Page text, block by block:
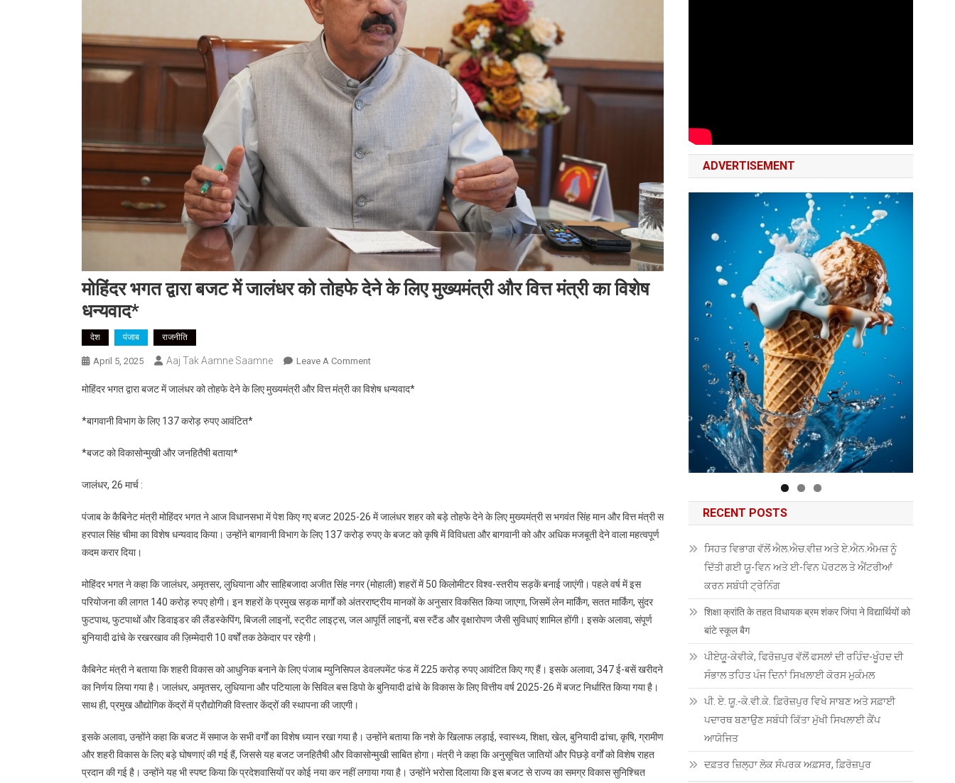
मोहिंदर भगत द्वारा बजट में जालंधर को तोहफे देने के लिए मुख्यमंत्री और वित्त मंत्री का विशेष
धन्यवाद*
देश पंजाब राजनीति
April 5, 2025 Aaj Tak Aamne Saamne Leave A CommentOn
भगत
के
लिए
वित्त
मंत्री
का
मोहिंदर भगत द्वारा बजट में जालंधर को तोहफे देने के लिए मुख्यमंत्री और वित्त मंत्री का विशेष धन्यवाद*
*बागवानी विभाग के लिए 137 करोड़ रुपए आवंटित*
*बजट को विकासोन्मुखी और जनहितैषी बताया*
जालंधर, 26 मार्च :
पंजाब के कैबिनेट मंत्री मोहिंदर भगत ने आज विधानसभा में पेश किए गए बजट 2025-26 में जालंधर शहर को बड़े तोहफे देने के लिए मुख्यमंत्री स भगवंत सिंह मान और वित्त मंत्री स
हरपाल सिंह चीमा का विशेष धन्यवाद किया। उन्होंने बागवानी विभाग के लिए 137 करोड़ रुपए के बजट को कृषि में विविधता और बागवानी को और अधिक मजबूती देने वाला महत्वपूर्ण
कदम करार दिया।
मोहिंदर भगत ने कहा कि जालंधर, अमृतसर, लुधियाना और साहिबजादा अजीत सिंह नगर (मोहाली) शहरों में 50 किलोमीटर विश्व-स्तरीय सड़कें बनाई जाएंगी। पहले वर्ष में इस
परियोजना की लागत 140 करोड़ रुपए होगी। इन शहरों के प्रमुख सड़क मार्गों को अंतरराष्ट्रीय मानकों के अनुसार विकसित किया जाएगा, जिसमें लेन मार्किंग, सतत मार्किंग, सुंदर
फुटपाथ, फुटपाथों और डिवाइडर की लैंडस्केपिंग, बिजली लाइनों, स्ट्रीट लाइट्स, जल आपूर्ति लाइनों, बस स्टैंड और वृक्षारोपण जैसी सुविधाएं शामिल होंगी। इसके अलावा, संपूर्ण
बुनियादी ढांचे के रखरखाव की ज़िम्मेदारी 10 वर्षों तक ठेकेदार पर रहेगी।
कैबिनेट मंत्री ने बताया कि शहरी विकास को आधुनिक बनाने के लिए पंजाब म्युनिसिपल डेवलपमेंट फंड में 225 करोड़ रुपए आवंटित किए गए हैं। इसके अलावा, 347 ई-बसें खरीदने
का निर्णय लिया गया है। जालंधर, अमृतसर, लुधियाना और पटियाला के सिविल बस डिपो के बुनियादी ढांचे के विकास के लिए वित्तीय वर्ष 2025-26 में बजट निर्धारित किया गया है।
साथ ही, प्रमुख औद्योगिक केंद्रों में प्रौद्योगिकी विस्तार केंद्रों की स्थापना की जाएगी।
इसके अलावा, उन्होंने कहा कि बजट में समाज के सभी वर्गों का विशेष ध्यान रखा गया है। उन्होंने बताया कि नशे के खिलाफ लड़ाई, स्वास्थ्य, शिक्षा, खेल, बुनियादी ढांचा, कृषि, ग्रामीण
और शहरी विकास के लिए बड़े घोषणाएं की गई हैं, जिससे यह बजट जनहितैषी और विकासोन्मुखी साबित होगा। मंत्री ने कहा कि अनुसूचित जातियों और पिछड़े वर्गों को विशेष राहत
प्रदान की गई है। उन्होंने यह भी स्पष्ट किया कि प्रदेशवासियों पर कोई नया कर नहीं लगाया गया है। उन्होंने भरोसा दिलाया कि इस बजट से राज्य का समग्र विकास सुनिश्चित
ADVERTISEMENT
RECENT POSTS
ਸਿਹਤ ਵਿਭਾਗ ਵੱਲੋਂ ਐਲ.ਐਚ.ਵੀਜ਼ ਅਤੇ ਏ.ਐਨ.ਐਮਜ਼ ਨੂੰ
ਦਿੱਤੀ ਗਈ ਯੂ-ਵਿਨ ਅਤੇ ਈ-ਵਿਨ ਪੋਰਟਲ ਤੇ ਐਂਟਰੀਆਂ
ਕਰਨ ਸਬੰਧੀ ਟ੍ਰੇਨਿੰਗ
शिक्षा क्रांति के तहत विधायक ब्रम शंकर जिंपा ने विद्यार्थियों को
बांटे स्कूल बैग
ਪੀਏਯੂੑ-ਕੇਵੀਕੇ, ਫਿਰੋਜ਼ਪੁਰ ਵੱਲੋਂ ਫਸਲਾਂ ਦੀ ਰਹਿੰਦ-ਖੂੰਹਦ ਦੀ
ਸੰਭਾਲ ਤਹਿਤ ਪੰਜ ਦਿਨਾਂ ਸਿਖਲਾਈ ਕੋਰਸ ਮੁਕੰਮਲ
ਪੀ. ਏ. ਯੂ.-ਕੇ.ਵੀ.ਕੇ. ਫ਼ਿਰੋਜ਼ਪੁਰ ਵਿਖੇ ਸਾਬਣ ਅਤੇ ਸਫ਼ਾਈ
ਪਦਾਰਥ ਬਣਾਉਣ ਸਬੰਧੀ ਕਿੱਤਾ ਮੁੱਖੀ ਸਿਖਲਾਈ ਕੈਂਪ
ਆਯੋਜਿਤ
ਦਫ਼ਤਰ ਜ਼ਿਲ੍ਹਾ ਲੋਕ ਸੰਪਰਕ ਅਫ਼ਸਰ, ਫ਼ਿਰੋਜ਼ਪੁਰ